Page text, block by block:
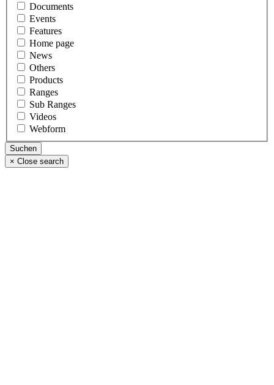
Documents
Events
Features
Home page
News
Others
Products
Ranges
Sub Ranges
Videos
Webform
× Close search